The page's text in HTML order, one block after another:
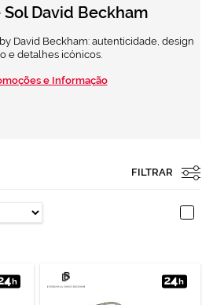
David Beckham
David Beckham: autenticidade, design
e detalhes icónicos.
e Informação
FILTRAR